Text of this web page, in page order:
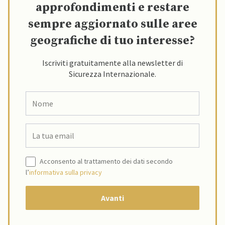
approfondimenti e restare
sempre aggiornato sulle aree
geografiche di tuo interesse?
Iscriviti gratuitamente alla newsletter di
Sicurezza Internazionale.
Acconsento al trattamento dei dati secondo
l’informativa sulla privacy